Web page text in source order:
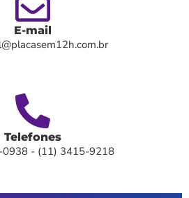
E-mail
Telefones
- (11) 3415-9218